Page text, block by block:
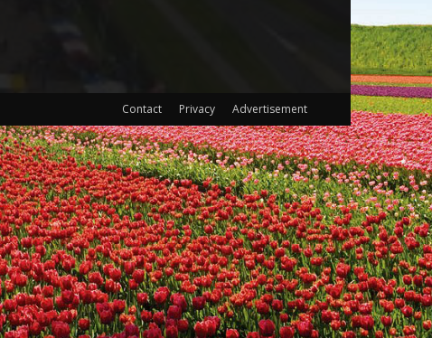
Contact Privacy Advertisement